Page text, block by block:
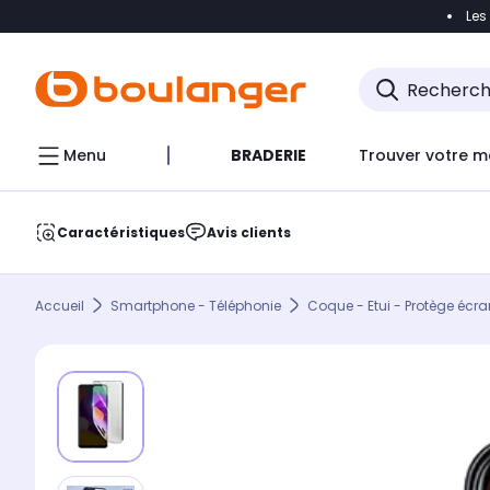
Accéder
Menu BRADERIE Trouver votre
Caractéristiques Avis clients
Accueil Smartphone - Téléphonie Coque - Etui - Protège